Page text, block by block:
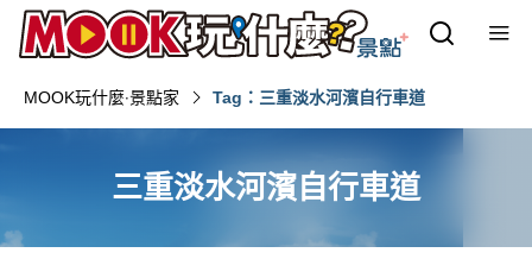
MOOK玩什麼‧景點家 Tag：三重淡水河濱自行車道
三重淡水河濱自行車道